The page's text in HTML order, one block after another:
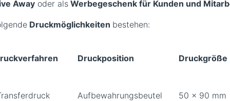
Away oder als Werbegeschenk für Kunden und
Druckmöglichkeiten bestehen:
Druckposition Druckgröße
Aufbewahrungsbeutel 50 x 90 mm